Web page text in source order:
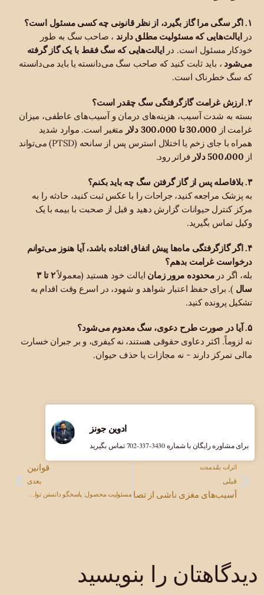
۱. اگر سگی مرا گاز بگیرد، از نظر قانونی چه کسی مسئول است؟
درایالت‌هایی که مسئولیت مطلق دارند ، صاحب سگ به طور
خودکار مسئول است. درایالت‌هایی که سگ فقط با یک گاز گرفته
می‌شود ، باید ثابت کنید که صاحب سگ می‌دانسته یا باید می‌دانسته
که سگ خطرناک است.
۲. ارزش غرامت گازگرفتگی سگ چقدر است؟
بسته به شدت آسیب، هزینه‌های درمان و آسیب‌های عاطفی، میزان
غرامت از 30،000 تا 300،000 دلار
متغیر است. موارد شدید
همراه با جای زخم یا اختلال استرس پس از سانحه (PTSD) می‌تواند
از 500،000 دلار فراتر رود.
۳. بلافاصله پس از گاز گرفتن سگ چه باید بکنم؟
به پزشک مراجعه کنید، جراحات را با عکس ثبت کنید، حادثه را به
مرکز کنترل حیوانات گزارش دهید و قبل از صحبت با بیمه با یک
وکیل تماس بگیرید.
۴. اگر گازگرفتگی ماه‌ها پیش اتفاق افتاده باشد، آیا هنوز می‌توانم
درخواست غرامت بدهم؟
بله، اگر درمحدوده مرور زمان ایالت خود هستید (معمولاً
۲ تا ۳
سال ). برای حفظ اعتبار شواهد و شهود، در اسرع وقت اقدام به
تشکیل پرونده کنید.
۵. آیا در صورت طرح دعوی، سگ معدوم می‌شود؟
نه لزوماً. اکثر دعاوی حقوقی هستند، نه کیفری، و بر جبران خسارت
مالی تمرکز دارند - نه مجازات یا حذف حیوان.
اثرات بلندمدت
قبلی
آسیب‌های مغزی ناشی از تصادفات و درخواست غرامت منصفانه
قوانین
بعدی
مسئولیت محصول: پاسخگو دانستن تولیدکنندگان در قبال کالاهای معیوب
ادوین جونز
برای مشاوره رایگان با شماره ‎702-337-3430 تماس بگیرید
دیدگاهتان را بنویسید